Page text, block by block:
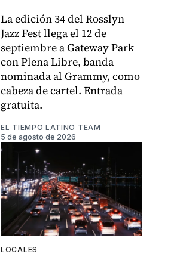
La edición 34 del Rosslyn
Jazz Fest llega el 12 de
septiembre a Gateway Park
con Plena Libre, banda
nominada al Grammy, como
cabeza de cartel. Entrada
gratuita.
EL TIEMPO LATINO TEAM
5 de agosto de 2026
LOCALES